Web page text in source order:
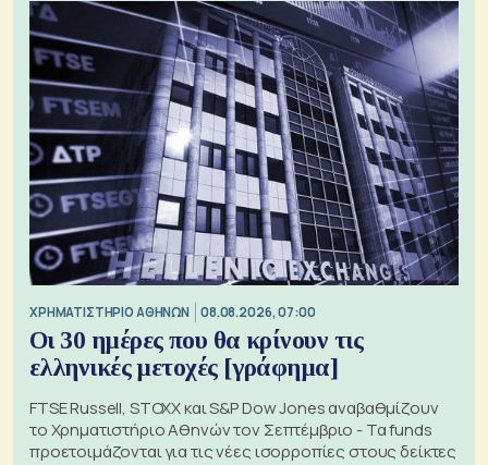
XΡΗΜΑΤΙΣΤΗΡΙΟ ΑΘΗΝΩΝ 08.08.2026, 07:00
Οι 30 ημέρες που θα κρίνουν τις
ελληνικές μετοχές [γράφημα]
FTSE Russell, STOXX και S&P Dow Jones αναβαθμίζουν
το Χρηματιστήριο Αθηνών τον Σεπτέμβριο - Τα funds
προετοιμάζονται για τις νέες ισορροπίες στους δείκτες